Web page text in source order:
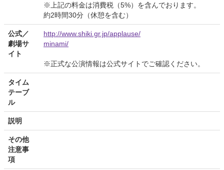
※上記の料金は消費税（5%）を含んでおります。
約2時間30分（休憩を含む）
公式／
劇場サ
イト
http://www.shiki.gr.jp/applause/
minami/
※正式な公演情報は公式サイトでご確認ください。
タイム
テーブ
ル
説明
その他
注意事
項